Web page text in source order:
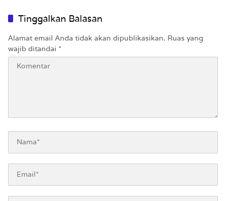
Tinggalkan Balasan
Alamat email Anda tidak akan dipublikasikan. Ruas yang
wajib ditandai *